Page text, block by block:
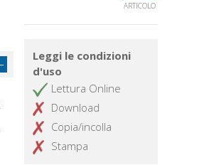
ARTICOLO
Leggi le condizioni
d'uso
Lettura Online
Download
Copia/incolla
Stampa